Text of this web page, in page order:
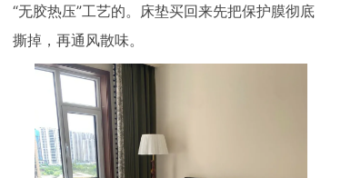
“无胶热压”工艺的。床垫买回来先把保护膜彻底
撕掉，再通风散味。